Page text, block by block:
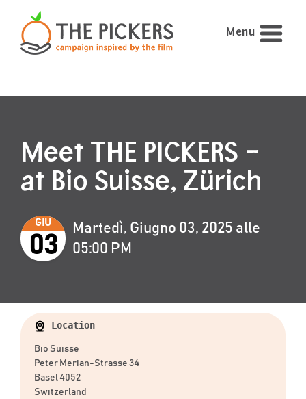
Menu
Meet THE PICKERS –
at Bio Suisse, Zürich
GIU
03
Martedì, Giugno 03, 2025 alle
05:00 PM
Location
Bio Suisse
Peter Merian-Strasse 34
Basel 4052
Switzerland